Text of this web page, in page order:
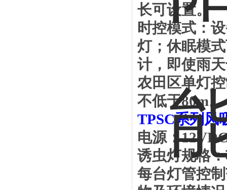
长可设置。
时控模式：
灯；休眠模
计，即使雨
农田区单灯
不低于80m。
TPSC系列风
电源：
诱虫灯规格
每台灯管控